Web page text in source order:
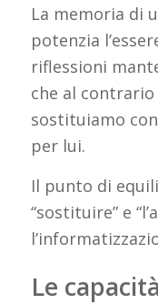
La memoria di
potenzia
riflessioni
che al
sostituiamo
per lui.
Il punto di
“sostituire” e
Le